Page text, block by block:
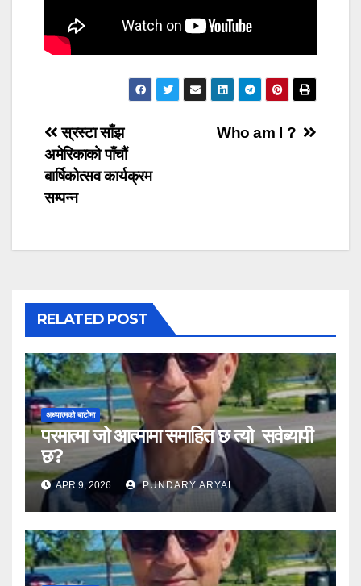
Post
navigation
Who am I ?
स्रस्टा साँझ
अमेरिकाको पाँचौं
बार्षिकोत्सव कार्यक्रम
सम्पन्न
RELATED POST
अध्यात्मको बाटोमा
परमात्मा जो आत्मामा समाहित छ त्यो सर्वब्यापी
छ?
APR 9, 2026 PUNDARY ARYAL